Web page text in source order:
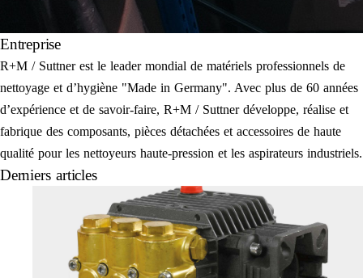
Entreprise
R+M / Suttner est le leader mondial de matériels professionnels de
nettoyage et d’hygiène "Made in Germany". Avec plus de 60 années
d’expérience et de savoir-faire, R+M / Suttner développe, réalise et
fabrique des composants, pièces détachées et accessoires de haute
qualité pour les nettoyeurs haute-pression et les aspirateurs industriels.
Derniers articles